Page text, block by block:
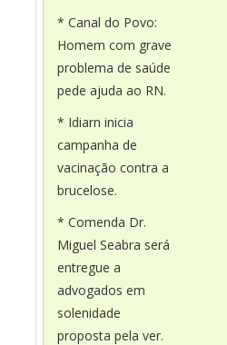
* Canal do Povo:
Homem com grave
problema de saúde
pede ajuda ao RN.
* Idiarn inicia
campanha de
vacinação contra a
brucelose.
* Comenda Dr.
Miguel Seabra será
entregue a
advogados em
solenidade
proposta pela ver.